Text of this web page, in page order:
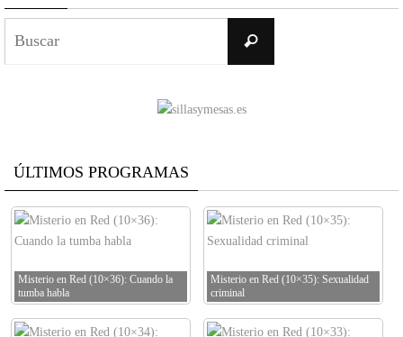
Buscar
ÚLTIMOS PROGRAMAS
Misterio en Red (10×36): Cuando la
tumba habla
Misterio en Red (10×35): Sexualidad
criminal